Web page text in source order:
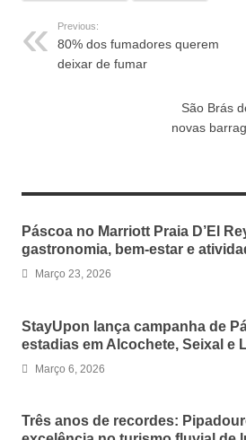
Previous:
80% dos fumadores querem
deixar de fumar
São Brás
novas
Páscoa no Marriott Praia D’El
gastronomia, bem-estar e
Março 23, 2026
StayUpon lança campanha de
estadias em Alcochete, Seixal e
Março 6, 2026
Três anos de recordes: